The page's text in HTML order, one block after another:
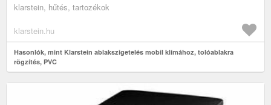
klarstein, hűtés, tartozékok
klarstein.hu
Hasonlók, mint Klarstein ablakszigetelés mobil klímához, tolóablakra
rögzítés, PVC